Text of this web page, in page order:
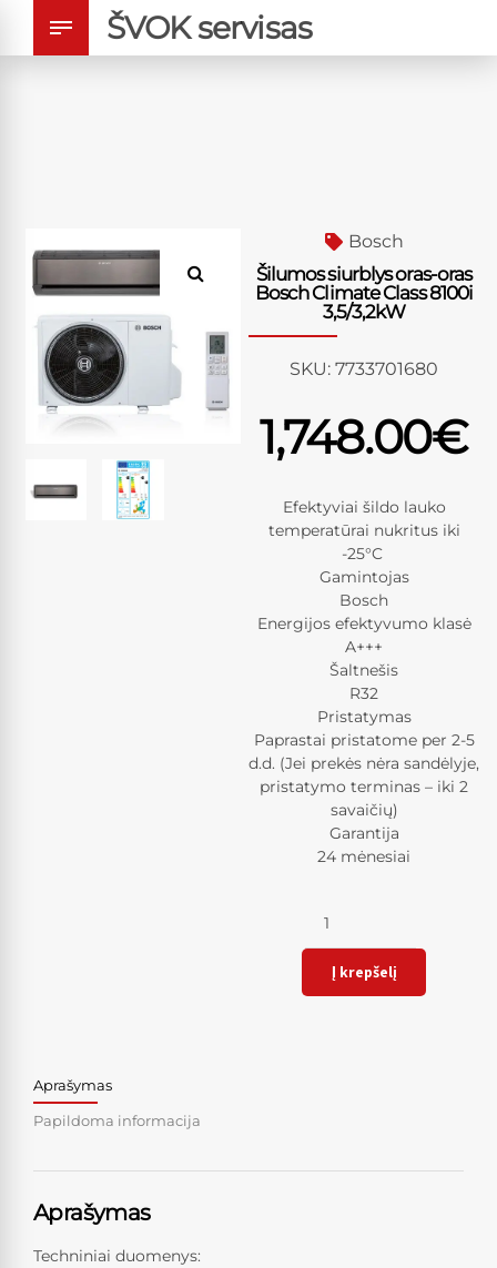
ŠVOK servisas
Bosch
Šilumos siurblys oras-oras
Bosch Climate Class 8100i
3,5/3,2kW
SKU: 7733701680
1,748.00€
Efektyviai šildo lauko
temperatūrai nukritus iki
-25°C
Gamintojas
Bosch
Energijos efektyvumo klasė
A+++
Šaltnešis
R32
Pristatymas
Paprastai pristatome per 2-5
d.d. (Jei prekės nėra sandėlyje,
pristatymo terminas – iki 2
savaičių)
Garantija
24 mėnesiai
Į krepšelį
Aprašymas
Papildoma informacija
Aprašymas
Techniniai duomenys: